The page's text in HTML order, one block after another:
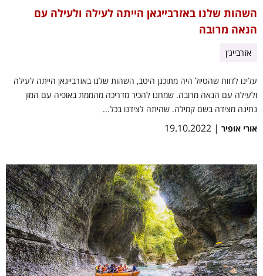
השהות שלנו באזרבייגאן הייתה לעילה ולעילה עם
הנאה מרובה
אזרבייג'ן
עלינו לדווח שהטיול היה מתוכנן היטב, השהות שלנו באזרבייגאן הייתה לעילה
ולעילה עם הנאה מרובה. שמחנו להכיר מדריכה מהממת באופיה עם המון
נתינה מצידה בשם קמילה. שהיתה לצידנו בכל...
אורי אופיר | 19.10.2022